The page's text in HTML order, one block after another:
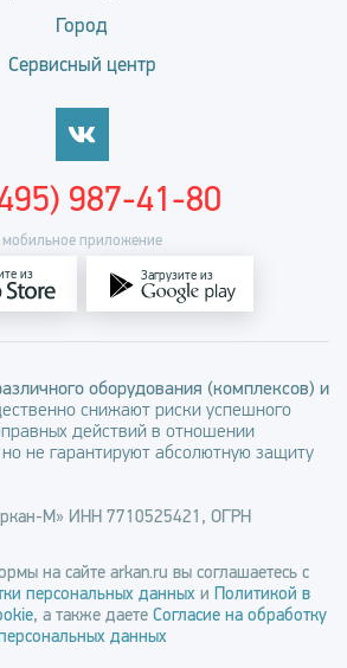
Город
Сервисный центр
мобильное приложение
из Загрузите из
987-41-80
оборудования (комплексов) и
снижают риски успешного
действий в отношении
не гарантируют абсолютную защиту
М» ИНН 7710525421, ОГРН
на сайте arkan.ru вы соглашаетесь с
персональных данных и Политикой в
, а также даете Согласие на обработку
данных